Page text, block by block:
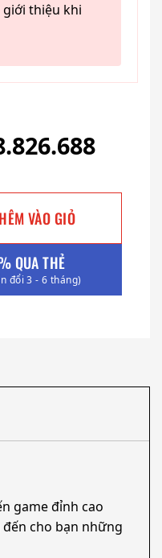
thiệu khi
VÀO GIỎ
QUA THẺ
đổi 3 - 6 tháng)
game đỉnh cao
đến cho bạn những